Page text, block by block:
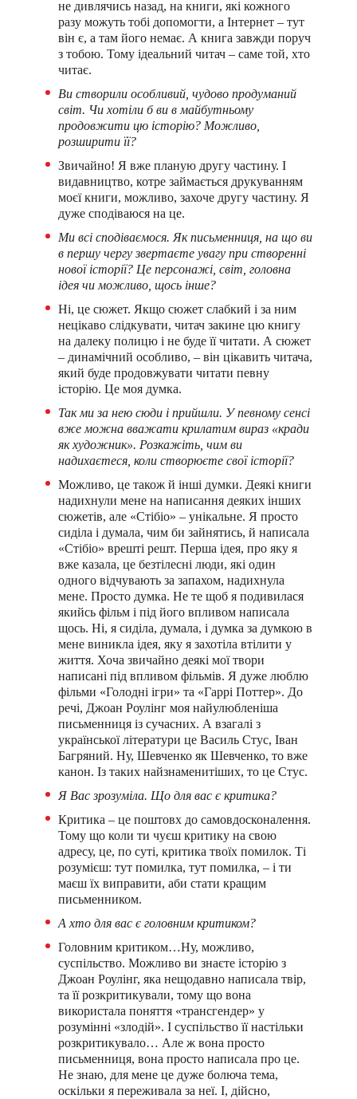
не дивлячись назад, на книги, які кожного
разу можуть тобі допомогти, а Інтернет – тут
він є, а там його немає. А книга завжди поруч
з тобою. Тому ідеальний читач – саме той, хто
читає.
Ви створили особливий, чудово продуманий
світ. Чи хотіли б ви в майбутньому
продовжити цю історію? Можливо,
розширити її?
Звичайно! Я вже планую другу частину. І
видавництво, котре займається друкуванням
моєї книги, можливо, захоче другу частину. Я
дуже сподіваюся на це.
Ми всі сподіваємося.Як письменниця, на що ви
в першу чергу звертаєте увагу при створенні
нової історії? Це персонажі, світ, головна
ідея чи можливо, щось інше?
Ні, це сюжет. Якщо сюжет слабкий і за ним
нецікаво слідкувати, читач закине цю книгу
на далеку полицю і не буде її читати. А сюжет
– динамічний особливо, – він цікавить читача,
який буде продовжувати читати певну
історію. Це моя думка.
Так ми за нею сюди і прийшли. У певному сенсі
вже можна вважати крилатим вираз «кради
як художник». Розкажіть, чим ви
надихаєтеся, коли створюєте свої історії?
Можливо, це також й інші думки. Деякі книги
надихнули мене на написання деяких інших
сюжетів, але «Стібіо» – унікальне. Я просто
сиділа і думала, чим би зайнятись, й написала
«Стібіо» врешті решт. Перша ідея, про яку я
вже казала, це безтілесні люди, які один
одного відчувають за запахом, надихнула
мене. Просто думка. Не те щоб я подивилася
якийсь фільм і під його впливом написала
щось. Ні, я сиділа, думала, і думка за думкою в
мене виникла ідея, яку я захотіла втілити у
життя. Хоча звичайно деякі мої твори
написані під впливом фільмів. Я дуже люблю
фільми «Голодні ігри» та «Гаррі Поттер». До
речі, Джоан Роулінг моя найулюбленіша
письменниця із сучасних. А взагалі з
української літератури це Василь Стус, Іван
Багряний. Ну, Шевченко як Шевченко, то вже
канон. Із таких найзнаменитіших, то це Стус.
Я Вас зрозуміла. Що для вас є критика?
Критика – це поштовх до самовдосконалення.
Тому що коли ти чуєш критику на свою
адресу, це, по суті, критика твоїх помилок. Ті
розумієш: тут помилка, тут помилка, – і ти
маєш їх виправити, аби стати кращим
письменником.
А хто для вас є головним критиком?
Головним критиком…Ну, можливо,
суспільство. Можливо ви знаєте історію з
Джоан Роулінг, яка нещодавно написала твір,
та її розкритикували, тому що вона
використала поняття «трансгендер» у
розумінні «злодій». І суспільство її настільки
розкритикувало… Але ж вона просто
письменниця, вона просто написала про це.
Не знаю, для мене це дуже болюча тема,
оскільки я переживала за неї. І, дійсно,